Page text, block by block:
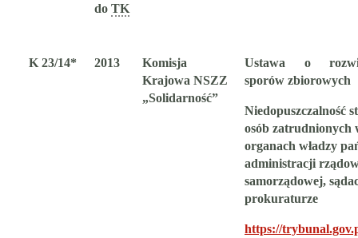
do TK
K 23/14* 2013
Komisja
Krajowa NSZZ
„Solidarność”
Ustawa o
sporów zbiorowych
Niedopuszczalność
osób zatrudnionych
organach władzy
administracji
samorządowej,
prokuraturze
https://